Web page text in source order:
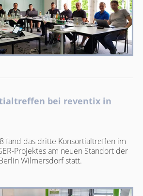
bei reventix in
fand das dritte Konsortialtreffen im
Projektes am neuen Standort der
Wilmersdorf statt.